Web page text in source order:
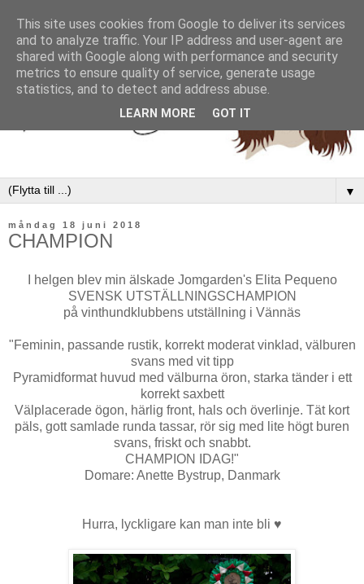
▼
måndag 18 juni 2018
CHAMPION
I helgen blev min älskade Jomgarden's Elita Pequeno
SVENSK UTSTÄLLNINGSCHAMPION
på vinthundklubbens utställning i Vännäs
"Feminin, passande rustik, korrekt moderat vinklad, välburen
svans med vit tipp
Pyramidformat huvud med välburna öron, starka tänder i ett
korrekt saxbett
Välplacerade ögon, härlig front, hals och överlinje. Tät kort
päls, gott samlade runda tassar, rör sig med lite högt buren
svans, friskt och snabbt.
CHAMPION IDAG!"
Domare: Anette Bystrup, Danmark
Hurra, lyckligare kan man inte bli ♥
This site uses cookies from Google to deliver its services
and to analyze traffic. Your IP address and user-agent are
shared with Google along with performance and security
metrics to ensure quality of service, generate usage
statistics, and to detect and address abuse.
LEARN MORE GOT IT